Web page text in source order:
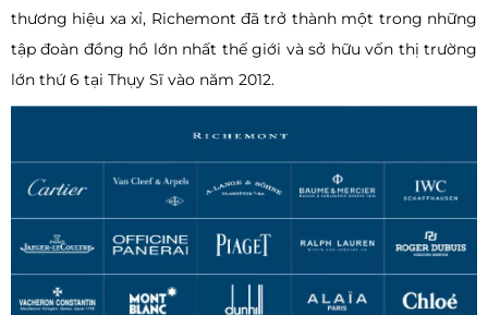
thương hiệu xa xỉ, Richemont đã trở thành một trong những
tập đoàn đồng hồ lớn nhất thế giới và sở hữu vốn thị trường
lớn thứ 6 tại Thụy Sĩ vào năm 2012.